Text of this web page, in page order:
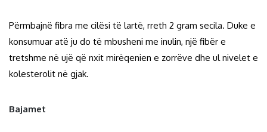
Përmbajnë fibra me cilësi të lartë, rreth 2 gram secila. Duke e
konsumuar atë ju do të mbusheni me inulin, një fibër e
tretshme në ujë që nxit mirëqenien e zorrëve dhe ul nivelet e
kolesterolit në gjak.
Bajamet